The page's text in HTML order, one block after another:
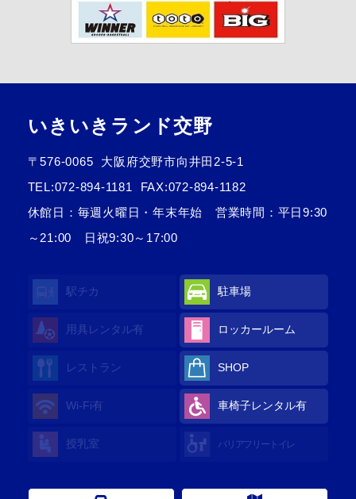
いきいきランド交野
〒576-0065
大阪府交野市向井田2-5-1
TEL:072-894-1181
FAX:072-894-1182
休館日：毎週火曜日・年末年始 営業時間：平日9:30
～21:00 日祝9:30～17:00
駅チカ 駐車場
用具レンタル有 ロッカールーム
レストラン SHOP
Wi-Fi有 車椅子レンタル有
授乳室 バリアフリートイレ